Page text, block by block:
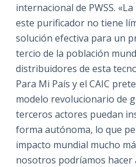
internacional de PWSS.
este purificador no tiene
solución efectiva para un
tercio de la población
distribuidores de esta
Para Mi País y el CAIC
modelo revolucionario de
terceros actores puedan
forma autónoma, lo que
impacto mundial mucho
nosotros podríamos hacer